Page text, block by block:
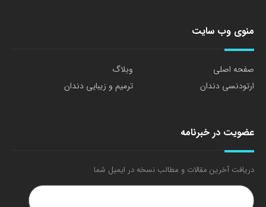
منوی وب سایت
صفحه اصلی
وبلاگ
ارتودنسی دندان
ترمیم و زیبایی دندان
عضویت در خبرنامه
دریافت آخرین مقالات و مطالب نسخه در ایمیل شما